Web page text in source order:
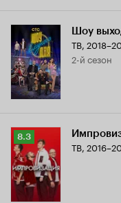
Шоу
ТВ,
2-й сезон
Рейтинг
Кинопоиска
8.3
8.3
ТВ,